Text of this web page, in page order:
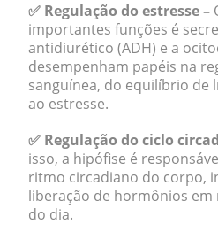
✅ Regulação do estresse –
importantes funções é
antidiurético (ADH) e a
desempenham papéis na
sanguínea, do equilíbrio de
ao estresse.
✅ Regulação do ciclo
isso, a hipófise é
ritmo circadiano do corpo,
liberação de hormônios
do dia.